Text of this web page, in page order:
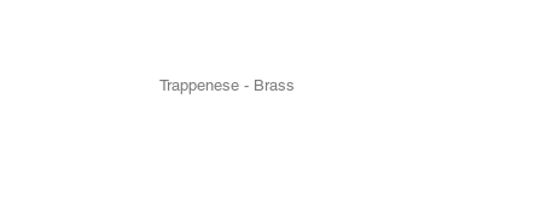
Trappenese - Brass